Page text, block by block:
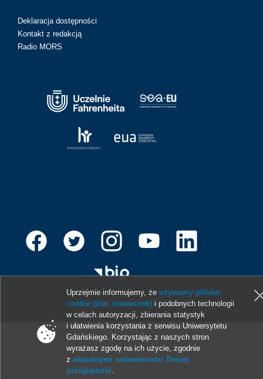
Deklaracja dostępności
Kontakt z redakcją
Radio MORS
© 2013-2026 Uniwersytet Gdański
Uprzejmie informujemy, że używamy plików
cookie (tzw. ciasteczek) i podobnych technologii
w celach autoryzacji, zbierania statystyk
i ułatwienia korzystania z serwisu Uniwersytetu
Gdańskiego. Korzystając z naszych stron
wyrażasz zgodę na ich użycie, zgodnie
zaktualnymi ustawieniami Twojej
przeglądarki.